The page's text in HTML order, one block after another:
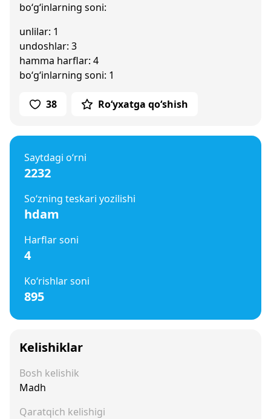
bo‘g‘inlarning soni:
unlilar: 1
undoshlar: 3
hamma harflar: 4
bo‘g‘inlarning soni: 1
38 Ro‘yxatga qo‘shish
Saytdagi o‘rni
2232
So‘zning teskari yozilishi
hdam
Harflar soni
4
Ko‘rishlar soni
895
Kelishiklar
Bosh kelishik
Madh
Qaratqich kelishigi